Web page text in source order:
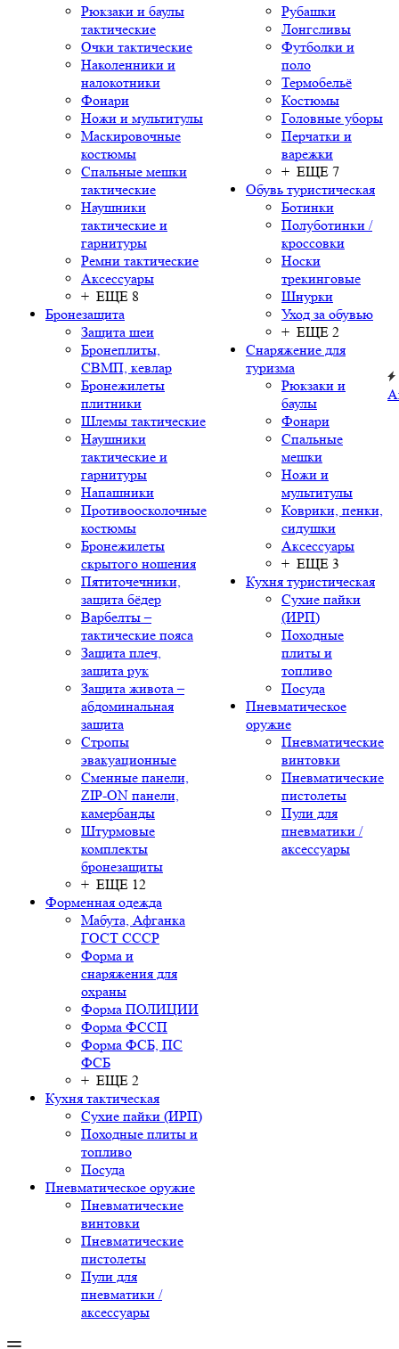
Рюкзаки и баулы
тактические
Очки тактические
Наколенники и
налокотники
Фонари
Ножи и мультитулы
Маскировочные
костюмы
Спальные мешки
тактические
Наушники
тактические и
гарнитуры
Ремни тактические
Аксессуары
+ ЕЩЕ 8
Бронезащита
Защита шеи
Бронеплиты,
СВМП, кевлар
Бронежилеты
плитники
Шлемы тактические
Наушники
тактические и
гарнитуры
Напашники
Противоосколочные
костюмы
Бронежилеты
скрытого ношения
Пятиточечники,
защита бёдер
Варбелты –
тактические пояса
Защита плеч,
защита рук
Защита живота –
абдоминальная
защита
Стропы
эвакуационные
Сменные панели,
ZIP-ON панели,
камербанды
Штурмовые
комплекты
бронезащиты
+ ЕЩЕ 12
Форменная одежда
Мабута, Афганка
ГОСТ СССР
Форма и
снаряжения для
охраны
Форма ПОЛИЦИИ
Форма ФССП
Форма ФСБ, ПС
ФСБ
+ ЕЩЕ 2
Кухня тактическая
Сухие пайки (ИРП)
Походные плиты и
топливо
Посуда
Пневматическое оружие
Пневматические
винтовки
Пневматические
пистолеты
Пули для
пневматики /
аксессуары
Рубашки
Лонгсливы
Футболки и
поло
Термобельё
Костюмы
Головные уборы
Перчатки и
варежки
+ ЕЩЕ 7
Обувь туристическая
Ботинки
Полуботинки /
кроссовки
Носки
трекинговые
Шнурки
Уход за обувью
+ ЕЩЕ 2
Снаряжение для
туризма
Рюкзаки и
баулы
Фонари
Спальные
мешки
Ножи и
мультитулы
Коврики, пенки,
сидушки
Аксессуары
+ ЕЩЕ 3
Кухня туристическая
Сухие пайки
(ИРП)
Походные
плиты и
топливо
Посуда
Пневматическое
оружие
Пневматические
винтовки
Пневматические
пистолеты
Пули для
пневматики /
аксессуары